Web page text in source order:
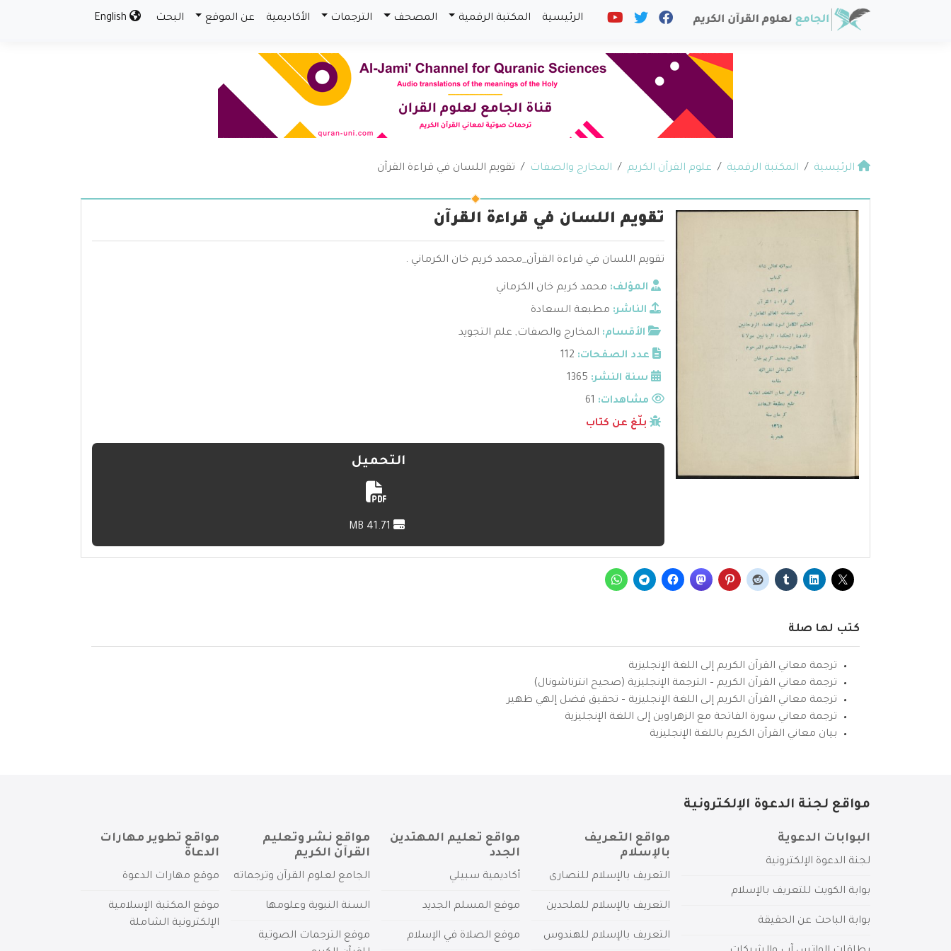
الرئيسية المكتبة الرقمية المصحف الترجمات الأكاديمية عن الموقع البحث
الرئيسية المكتبة الرقمية علوم القرآن الكريم المخارج والصفات تقويم اللسان في قراءة القرآن
تقويم اللسان في قراءة القرآن
تقويم اللسان في قراءة القرآن_محمد كريم خان الكرماني .
المؤلف: محمد كريم خان الكرماني
الناشر: مطبعة السعادة
الأقسام: المخارج والصفات, علم التجويد
عدد الصفحات: 112
سنة النشر: 1365
مشاهدات:
بلّغ عن كتاب
التحميل
كتب لها صلة
ترجمة معاني القرآن الكريم إلى اللغة الإنجليزية
ترجمة معاني القرآن الكريم – الترجمة الإنجليزية (صحيح انترناشونال)
ترجمة معاني القرآن الكريم إلى اللغة الإنجليزية – تحقيق فضل إلهي ظهير
ترجمة معاني سورة الفاتحة مع الزهراوين إلى اللغة الإنجليزية
بيان معاني القرآن الكريم باللغة الإنجليزية
مواقع لجنة الدعوة الإلكترونية
البوابات الدعوية
لجنة الدعوة الإلكترونية
بوابة الكويت للتعريف بالإسلام
بوابة الباحث عن الحقيقة
مواقع التعريف
بالإسلام
التعريف بالإسلام للنصارى
التعريف بالإسلام للملحدين
التعريف بالإسلام للهندوس
مواقع تعليم المهتدين
الجدد
أكاديمية سبيلي
موقع المسلم الجديد
موقع الصلاة في الإسلام
مواقع نشر وتعليم
القرآن الكريم
الجامع لعلوم القرآن وترجماته
السنة النبوية وعلومها
موقع الترجمات الصوتية
مواقع تطوير مهارات
الدعاة
موقع مهارات الدعوة
موقع المكتبة الإسلامية
الإلكترونية الشاملة